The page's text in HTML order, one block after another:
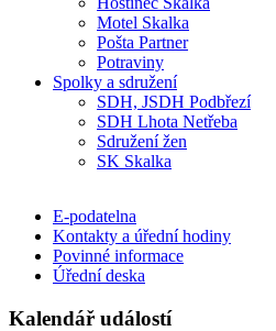
Motel Skalka
Pošta Partner
Potraviny
Spolky a sdružení
SDH, JSDH Podbřezí
SDH Lhota Netřeba
Sdružení žen
SK Skalka
E-podatelna
Kontakty a úřední hodiny
Povinné informace
Úřední deska
Kalendář událostí